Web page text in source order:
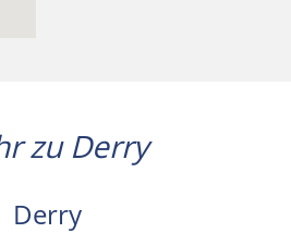
zu Derry
Derry